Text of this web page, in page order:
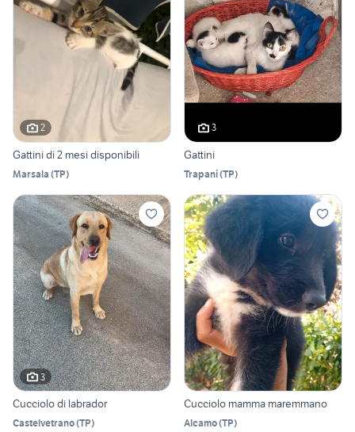
2
Gattini di 2 mesi disponibili
Marsala (TP)
3
Gattini
Trapani(TP)
3
Cucciolo di labrador
Castelvetrano(TP)
Cucciolo mamma maremmano
Alcamo(TP)